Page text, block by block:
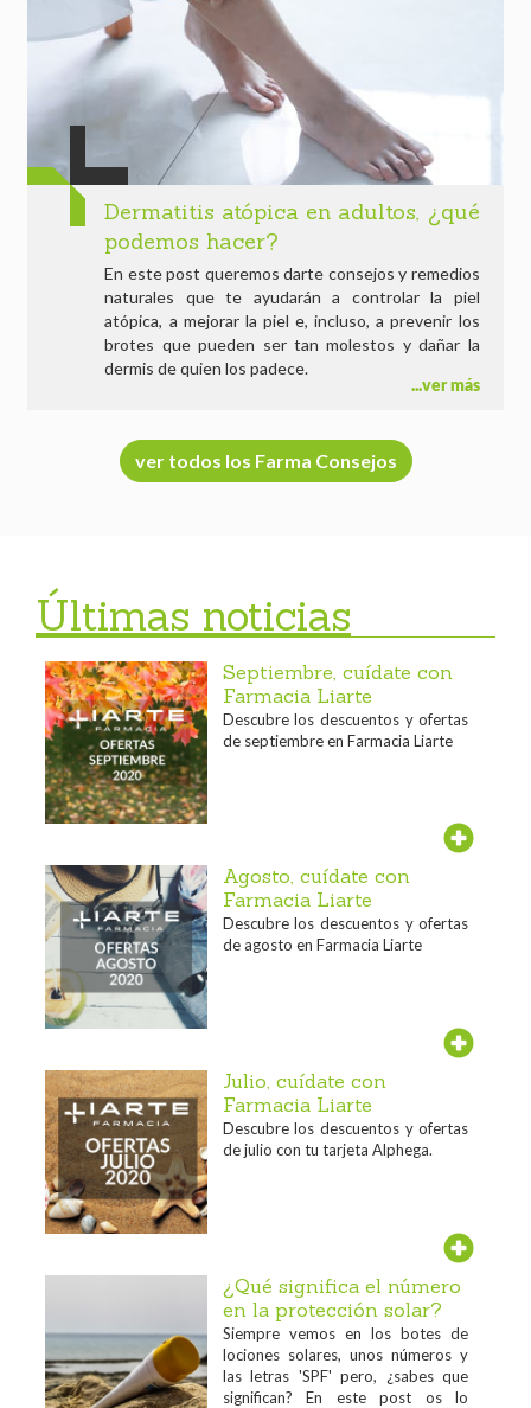
Dermatitis atópica en adultos, ¿qué
podemos hacer?
En este post queremos darte consejos y remedios
naturales que te ayudarán a controlar la piel
atópica, a mejorar la piel e, incluso, a prevenir los
brotes que pueden ser tan molestos y dañar la
dermis de quien los padece.
ver más
ver todos los Farma Consejos
Últimas noticias
Septiembre, cuídate con
Farmacia Liarte
Descubre los descuentos y ofertas
de septiembre en Farmacia Liarte
Agosto, cuídate con
Farmacia Liarte
Descubre los descuentos y ofertas
de agosto en Farmacia Liarte
Julio, cuídate con
Farmacia Liarte
Descubre los descuentos y ofertas
de julio con tu tarjeta Alphega.
¿Qué significa el número
en la protección solar?
Siempre vemos en los botes de
lociones solares, unos números y
las letras 'SPF' pero, ¿sabes que
significan? En este post os lo